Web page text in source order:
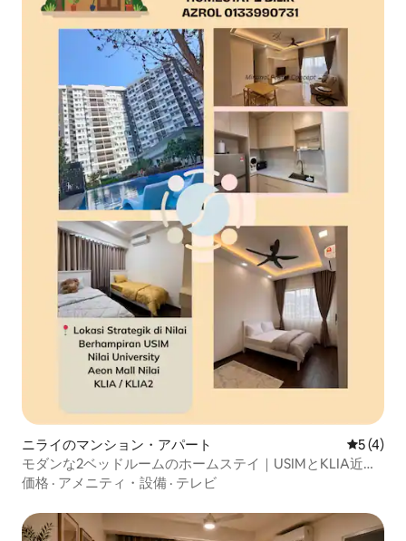
ニライのマンション・アパート レビュー
5 (4)
モダンな2ベッドルームのホームステイ｜USIMとKLIA近く
｜プール
価格 · アメニティ・設備 · テレビ